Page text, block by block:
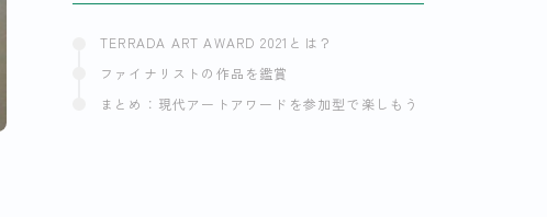
TERRADA ART AWARD 2021とは？
ファイナリストの作品を鑑賞
まとめ：現代アートアワードを参加型で楽しもう